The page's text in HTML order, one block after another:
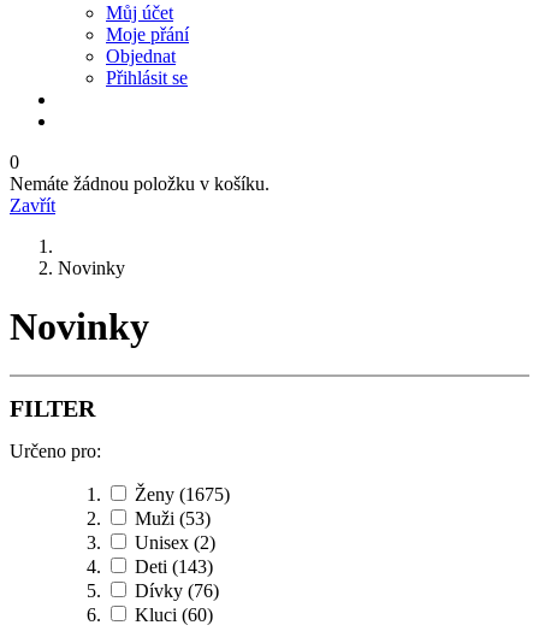
Můj účet
Moje přání
Objednat
Přihlásit se
0
Nemáte žádnou položku v košíku.
Zavřít
Novinky
Novinky
FILTER
Určeno pro:
Ženy (1675)
Muži (53)
Unisex (2)
Deti (143)
Dívky (76)
Kluci (60)